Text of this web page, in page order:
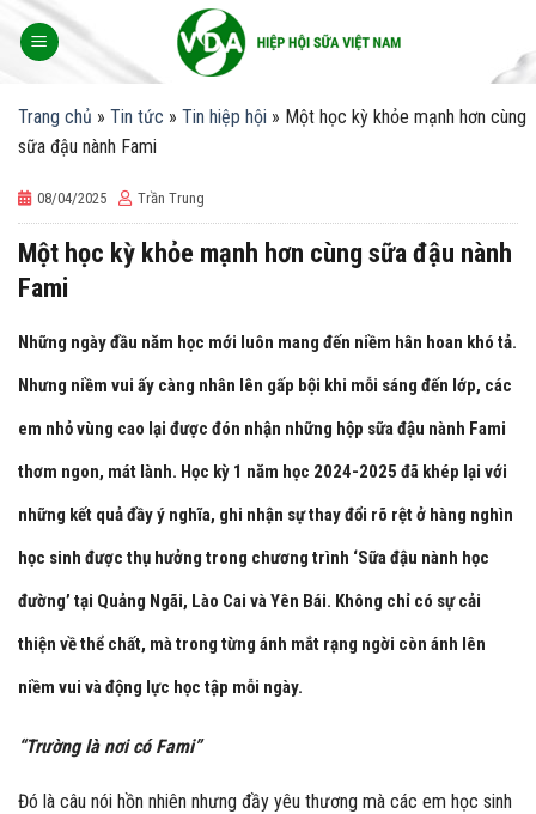
Trang chủ » Tin tức » Tin hiệp hội » Một học kỳ khỏe mạnh hơn cùng
sữa đậu nành Fami
08/04/2025 Trần Trung
Một học kỳ khỏe mạnh hơn cùng sữa đậu nành
Fami
Những ngày đầu năm học mới luôn mang đến niềm hân hoan khó tả.
Nhưng niềm vui ấy càng nhân lên gấp bội khi mỗi sáng đến lớp, các
em nhỏ vùng cao lại được đón nhận những hộp sữa đậu nành Fami
thơm ngon, mát lành. Học kỳ 1 năm học 2024-2025 đã khép lại với
những kết quả đầy ý nghĩa, ghi nhận sự thay đổi rõ rệt ở hàng nghìn
học sinh được thụ hưởng trong chương trình ‘Sữa đậu nành học
đường’ tại Quảng Ngãi, Lào Cai và Yên Bái. Không chỉ có sự cải
thiện về thể chất, mà trong từng ánh mắt rạng ngời còn ánh lên
niềm vui và động lực học tập mỗi ngày.
“Trường là nơi có Fami”
Đó là câu nói hồn nhiên nhưng đầy yêu thương mà các em học sinh